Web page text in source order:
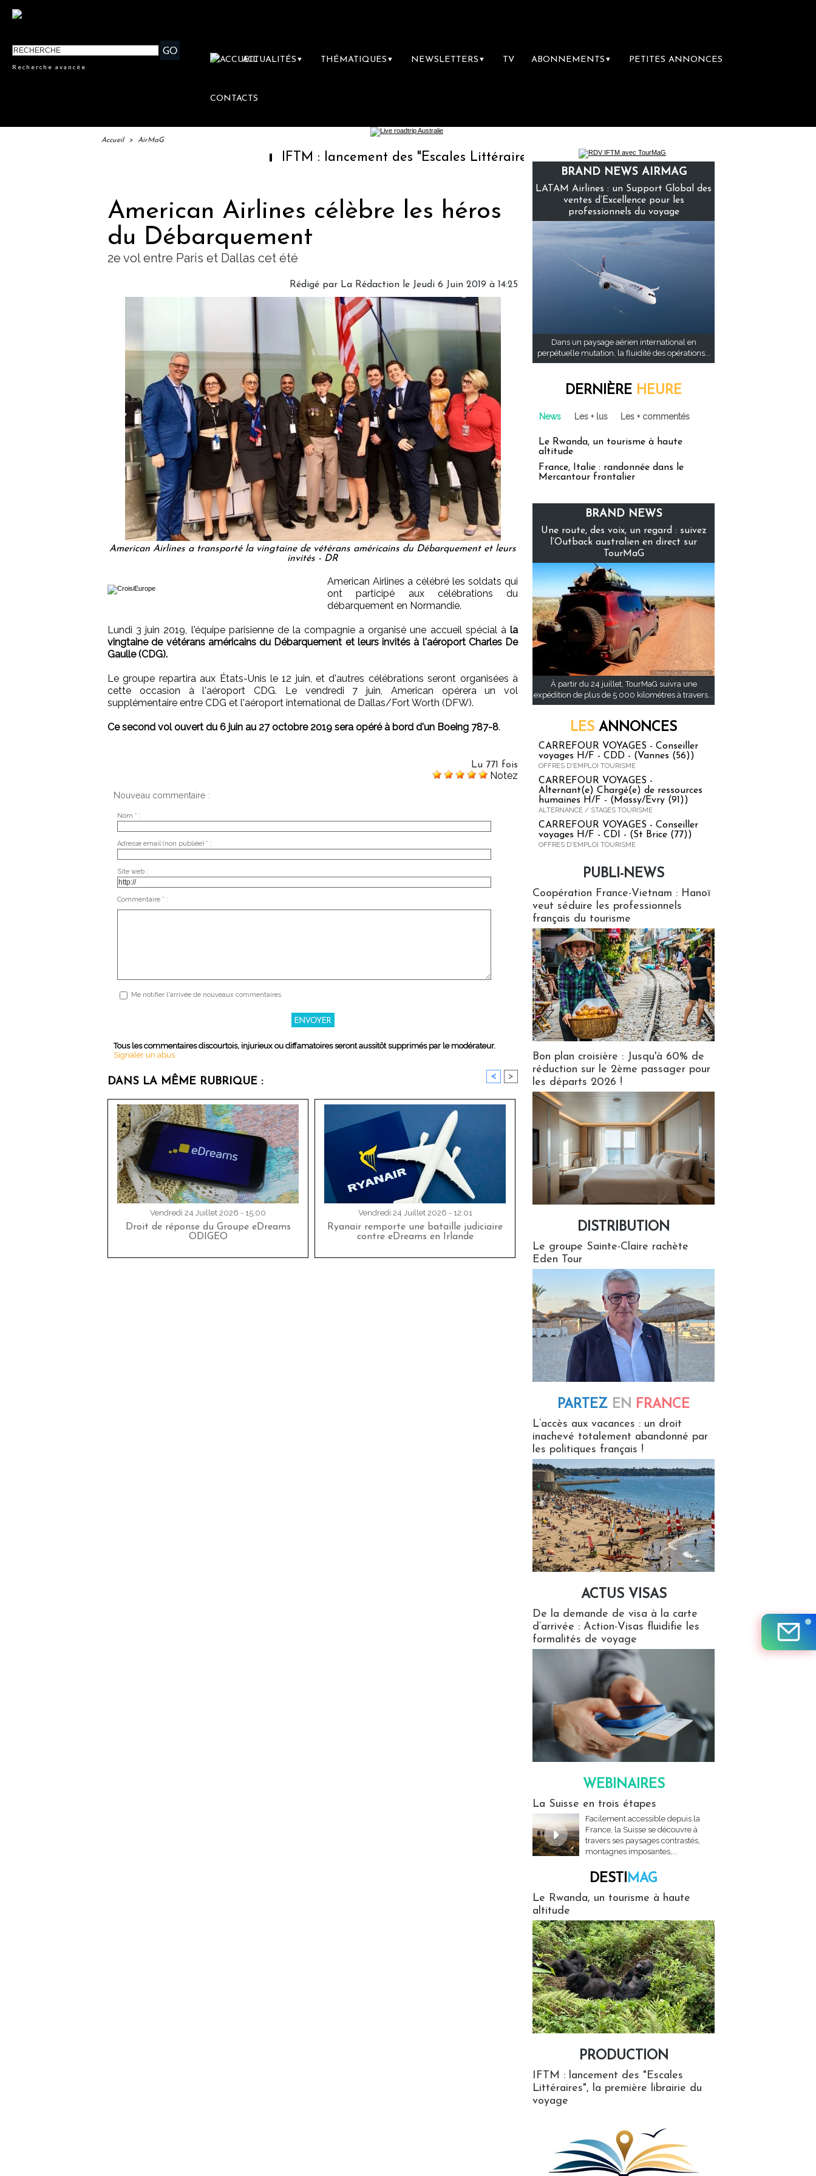
Recherche avancée
ACTUALITÉS ▼ THÉMATIQUES ▼ NEWSLETTERS ▼ TV ABONNEMENTS ▼ PETITES ANNONCES
CONTACTS
Accueil > AirMaG
IFTM : lancement des "Escales Littéraires", la première librairie du voyage
American Airlines célèbre les héros
du Débarquement
2e vol entre Paris et Dallas cet été
Rédigé par La Rédaction le Jeudi 6 Juin 2019 à 14:25
American Airlines a transporté la vingtaine de vétérans américains du Débarquement et leurs
invités - DR
American Airlines a célébré les soldats qui
ont participé aux célébrations du
débarquement en Normandie.
Lundi 3 juin 2019, l'équipe parisienne de la compagnie a organisé une accueil spécial à la
vingtaine de vétérans américains du Débarquement et leurs invités à l'aéroport Charles De
Gaulle (CDG).
Le groupe repartira aux États-Unis le 12 juin, et d'autres célébrations seront organisées à
cette occasion à l'aéroport CDG. Le vendredi 7 juin, American opérera un vol
supplémentaire entre CDG et l'aéroport international de Dallas/Fort Worth (DFW).
Ce second vol ouvert du 6 juin au 27 octobre 2019 sera opéré à bord d'un Boeing 787-8.
Lu 771 fois
Notez
Nouveau commentaire :
Nom * :
Adresse email (non publiée) * :
Site web :
Commentaire * :
Me notifier l'arrivée de nouveaux commentaires
Tous les commentaires discourtois, injurieux ou diffamatoires seront aussitôt supprimés par le modérateur.
Signaler un abus
DANS LA MÊME RUBRIQUE : < >
Vendredi 24 Juillet 2026 - 15:00
Droit de réponse du Groupe eDreams
ODIGEO
Vendredi 24 Juillet 2026 - 12:01
Ryanair remporte une bataille judiciaire
contre eDreams en Irlande
BRAND NEWS AIRMAG
LATAM Airlines : un Support Global des
ventes d’Excellence pour les
professionnels du voyage
Dans un paysage aérien international en
perpétuelle mutation, la fluidité des opérations...
DERNIÈRE HEURE
News Les + lus Les + commentés
Le Rwanda, un tourisme à haute
altitude
France, Italie : randonnée dans le
Mercantour frontalier
BRAND NEWS
Une route, des voix, un regard : suivez
l’Outback australien en direct sur
TourMaG
À partir du 24 juillet, TourMaG suivra une
expédition de plus de 5 000 kilomètres à travers...
LES ANNONCES
CARREFOUR VOYAGES - Conseiller
voyages H/F - CDD - (Vannes (56))
OFFRES D'EMPLOI TOURISME
CARREFOUR VOYAGES -
Alternant(e) Chargé(e) de ressources
humaines H/F - (Massy/Evry (91))
ALTERNANCE / STAGES TOURISME
CARREFOUR VOYAGES - Conseiller
voyages H/F - CDI - (St Brice (77))
OFFRES D'EMPLOI TOURISME
PUBLI-NEWS
Coopération France-Vietnam : Hanoï
veut séduire les professionnels
français du tourisme
Bon plan croisière : Jusqu'à 60% de
réduction sur le 2ème passager pour
les départs 2026 !
DISTRIBUTION
Le groupe Sainte-Claire rachète
Eden Tour
PARTEZ EN FRANCE
L’accès aux vacances : un droit
inachevé totalement abandonné par
les politiques français !
ACTUS VISAS
De la demande de visa à la carte
d’arrivée : Action-Visas fluidifie les
formalités de voyage
WEBINAIRES
La Suisse en trois étapes
Facilement accessible depuis la
France, la Suisse se découvre à
travers ses paysages contrastés,
montagnes imposantes,...
DESTIMAG
Le Rwanda, un tourisme à haute
altitude
PRODUCTION
IFTM : lancement des "Escales
Littéraires", la première librairie du
voyage